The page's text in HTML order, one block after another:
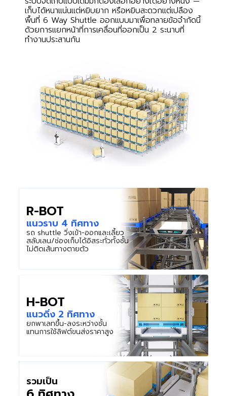
เก็บได้หนาแน่นแต่หยิบยาก หรือหยิบสะดวกแต่เปลือง
พื้นที่ 6 Way Shuttle ออกแบบมาเพื่อทลายข้อจำกัดนี้
ด้วยการแยกหน้าที่การเคลื่อนที่ออกเป็น 2 ระนาบที่
ทำงานประสานกัน
R-BOT
แนวราบ 4 ทิศทาง
รถ shuttle วิ่งเข้า-ออกและเลี้ยว
สลับเลน/ช่องเก็บได้อิสระทั่วทั้งชั้น
ไม่ติดเส้นทางตายตัว
H-BOT
แนวดิ่ง 2 ทิศทาง
ยกพาเลทขึ้น-ลงระหว่างชั้น
แทนการใช้ลิฟต์ขนส่งราคาสูง
รวมเป็น